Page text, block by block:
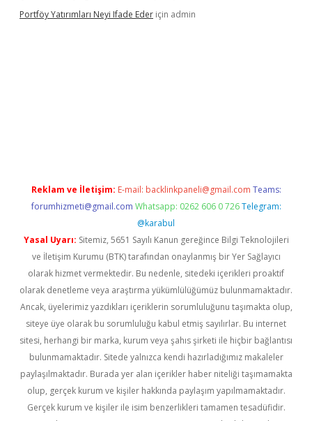
Portföy Yatırımları Neyi Ifade Eder için admin
Reklam ve İletişim: E-mail: backlinkpaneli@gmail.com Teams:
forumhizmeti@gmail.com Whatsapp: 0262 606 0 726 Telegram:
@karabul
Yasal Uyarı: Sitemiz, 5651 Sayılı Kanun gereğince Bilgi Teknolojileri
ve İletişim Kurumu (BTK) tarafından onaylanmış bir Yer Sağlayıcı
olarak hizmet vermektedir. Bu nedenle, sitedeki içerikleri proaktif
olarak denetleme veya araştırma yükümlülüğümüz bulunmamaktadır.
Ancak, üyelerimiz yazdıkları içeriklerin sorumluluğunu taşımakta olup,
siteye üye olarak bu sorumluluğu kabul etmiş sayılırlar. Bu internet
sitesi, herhangi bir marka, kurum veya şahıs şirketi ile hiçbir bağlantısı
bulunmamaktadır. Sitede yalnızca kendi hazırladığımız makaleler
paylaşılmaktadır. Burada yer alan içerikler haber niteliği taşımamakta
olup, gerçek kurum ve kişiler hakkında paylaşım yapılmamaktadır.
Gerçek kurum ve kişiler ile isim benzerlikleri tamamen tesadüfidir.